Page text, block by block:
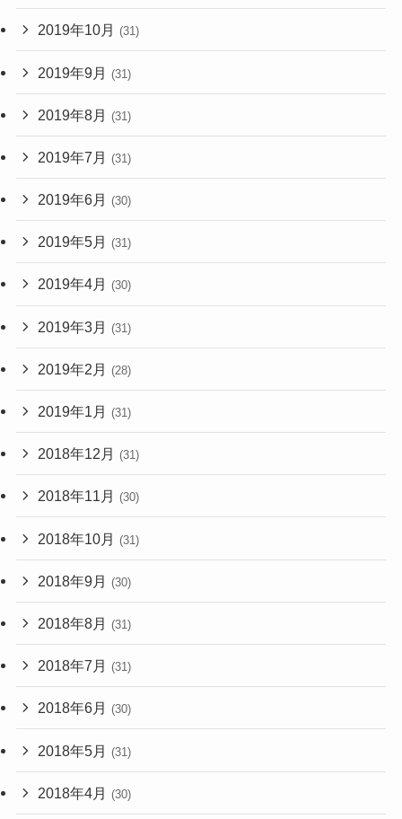
2019年10月 (31)
2019年9月 (31)
2019年8月 (31)
2019年7月 (31)
2019年6月 (30)
2019年5月 (31)
2019年4月 (30)
2019年3月 (31)
2019年2月 (28)
2019年1月 (31)
2018年12月 (31)
2018年11月 (30)
2018年10月 (31)
2018年9月 (30)
2018年8月 (31)
2018年7月 (31)
2018年6月 (30)
2018年5月 (31)
2018年4月 (30)